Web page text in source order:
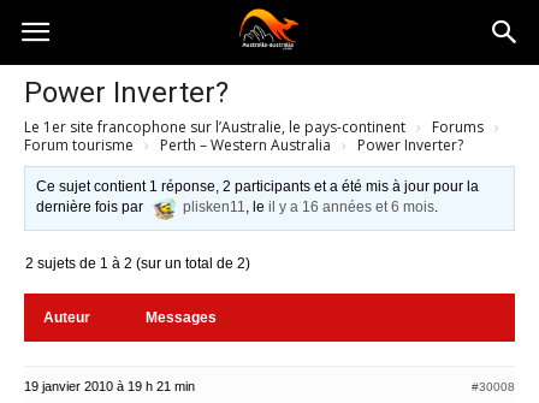
Australia-
australie.com
Power Inverter?
Le 1er site francophone sur l’Australie, le pays-continent › Forums ›
Forum tourisme › Perth – Western Australia › Power Inverter?
Ce sujet contient 1 réponse, 2 participants et a été mis à jour pour la
dernière fois par
plisken11, leil y a 16 années et 6 mois.
2 sujets de 1 à 2 (sur un total de 2)
Auteur Messages
19 janvier 2010 à 19 h 21 min #30008